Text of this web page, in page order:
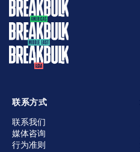
联系方式
联系我们
媒体咨询
行为准则